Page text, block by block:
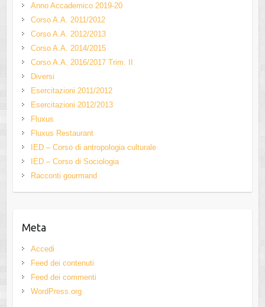
Anno Accademico 2019-20
Corso A.A. 2011/2012
Corso A.A. 2012/2013
Corso A.A. 2014/2015
Corso A.A. 2016/2017 Trim. II
Diversi
Esercitazioni 2011/2012
Esercitazioni 2012/2013
Fluxus
Fluxus Restaurant
IED – Corso di antropologia culturale
IED – Corso di Sociologia
Racconti gourmand
Meta
Accedi
Feed dei contenuti
Feed dei commenti
WordPress.org